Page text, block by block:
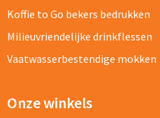
Koffie to Go bekers bedrukken
Milieuvriendelijke drinkflessen
Vaatwasserbestendige mokken
Onze winkels